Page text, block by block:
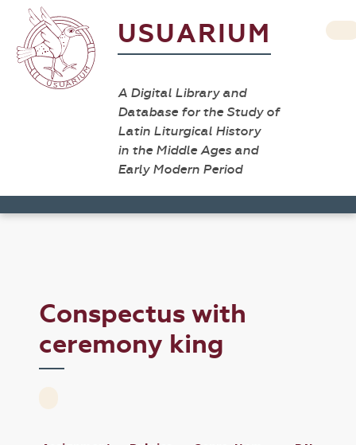
USUARIUM
A Digital Library and
Database for the Study of
Latin Liturgical History
in the Middle Ages and
Early Modern Period
Conspectus with
ceremony king